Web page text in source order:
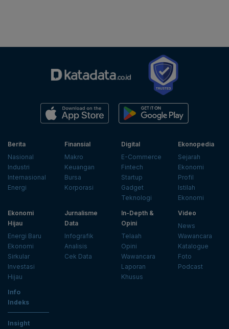
Berita
Nasional
Industri
Internasional
Energi
Finansial
Makro
Keuangan
Bursa
Korporasi
Digital
E-Commerce
Fintech
Startup
Gadget
Teknologi
Ekonopedia
Sejarah
Ekonomi
Profil
Istilah
Ekonomi
Ekonomi
Hijau
Energi Baru
Ekonomi
Sirkular
Investasi
Hijau
Jurnalisme
Data
Infografik
Analisis
Cek Data
In-Depth &
Opini
Telaah
Opini
Wawancara
Laporan
Khusus
Video
News
Wawancara
Katalogue
Foto
Podcast
Info
Indeks
Insight